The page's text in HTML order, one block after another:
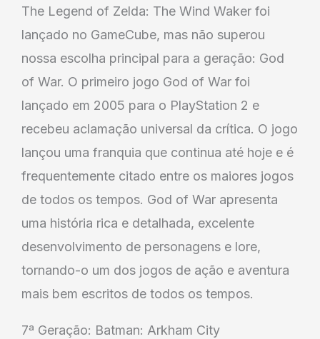
The Legend of Zelda: The Wind Waker foi
lançado no GameCube, mas não superou
nossa escolha principal para a geração: God
of War. O primeiro jogo God of War foi
lançado em 2005 para o PlayStation 2 e
recebeu aclamação universal da crítica. O jogo
lançou uma franquia que continua até hoje e é
frequentemente citado entre os maiores jogos
de todos os tempos. God of War apresenta
uma história rica e detalhada, excelente
desenvolvimento de personagens e lore,
tornando-o um dos jogos de ação e aventura
mais bem escritos de todos os tempos.
7ª Geração: Batman: Arkham City